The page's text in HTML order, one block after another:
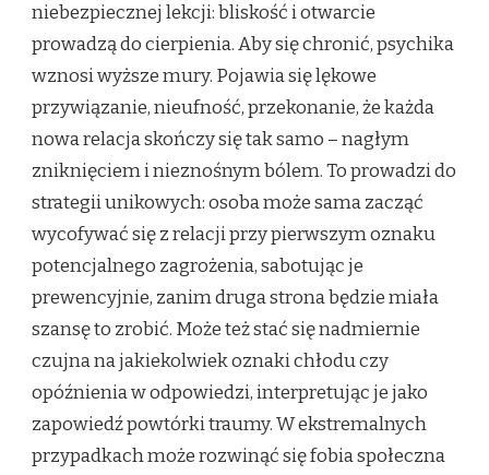
niebezpiecznej lekcji: bliskość i otwarcie
prowadzą do cierpienia. Aby się chronić, psychika
wznosi wyższe mury. Pojawia się lękowe
przywiązanie, nieufność, przekonanie, że każda
nowa relacja skończy się tak samo – nagłym
zniknięciem i nieznośnym bólem. To prowadzi do
strategii unikowych: osoba może sama zacząć
wycofywać się z relacji przy pierwszym oznaku
potencjalnego zagrożenia, sabotując je
prewencyjnie, zanim druga strona będzie miała
szansę to zrobić. Może też stać się nadmiernie
czujna na jakiekolwiek oznaki chłodu czy
opóźnienia w odpowiedzi, interpretując je jako
zapowiedź powtórki traumy. W ekstremalnych
przypadkach może rozwinąć się fobia społeczna